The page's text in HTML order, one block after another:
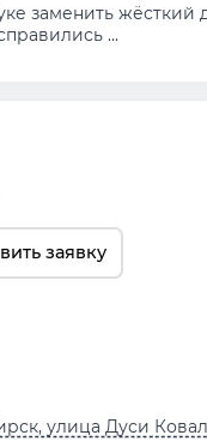
заменить
...
заявку
улица Дуси